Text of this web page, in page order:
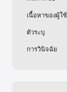
• ค้นพบฟอนต์คลา
สร้างคอลลาจสุดปัง
เนื้อหาของผู้ใช้
ตัวระบุ
การวินิจฉัย